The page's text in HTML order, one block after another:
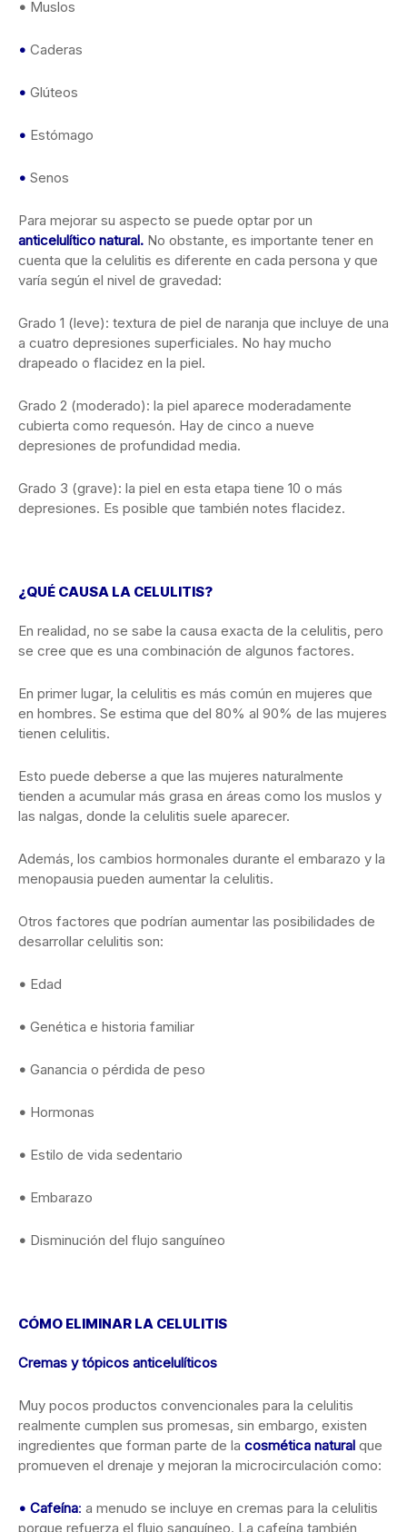
• Muslos
• Caderas
• Glúteos
• Estómago
• Senos
Para mejorar su aspecto se puede optar por un
anticelulítico natural. No obstante, es importante tener en
cuenta que la celulitis es diferente en cada persona y que
varía según el nivel de gravedad:
Grado 1 (leve): textura de piel de naranja que incluye de una
a cuatro depresiones superficiales. No hay mucho
drapeado o flacidez en la piel.
Grado 2 (moderado): la piel aparece moderadamente
cubierta como requesón. Hay de cinco a nueve
depresiones de profundidad media.
Grado 3 (grave): la piel en esta etapa tiene 10 o más
depresiones. Es posible que también notes flacidez.
¿QUÉ CAUSA LA CELULITIS?
En realidad, no se sabe la causa exacta de la celulitis, pero
se cree que es una combinación de algunos factores.
En primer lugar, la celulitis es más común en mujeres que
en hombres. Se estima que del 80% al 90% de las mujeres
tienen celulitis.
Esto puede deberse a que las mujeres naturalmente
tienden a acumular más grasa en áreas como los muslos y
las nalgas, donde la celulitis suele aparecer.
Además, los cambios hormonales durante el embarazo y la
menopausia pueden aumentar la celulitis.
Otros factores que podrían aumentar las posibilidades de
desarrollar celulitis son:
• Edad
• Genética e historia familiar
• Ganancia o pérdida de peso
• Hormonas
• Estilo de vida sedentario
• Embarazo
• Disminución del flujo sanguíneo
CÓMO ELIMINAR LA CELULITIS
Cremas y tópicos anticelulíticos
Muy pocos productos convencionales para la celulitis
realmente cumplen sus promesas, sin embargo, existen
ingredientes que forman parte de la cosmética natural que
promueven el drenaje y mejoran la microcirculación como:
• Cafeína: a menudo se incluye en cremas para la celulitis
porque refuerza el flujo sanguíneo. La cafeína también